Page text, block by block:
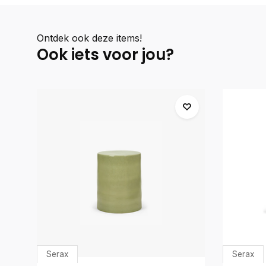
Ontdek ook deze items!
Ook iets voor jou?
Serax Serax